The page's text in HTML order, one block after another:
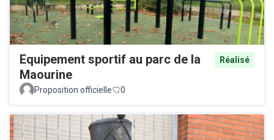
Equipement sportif au parc de la
Maourine
Réalisé
Proposition officielle 0